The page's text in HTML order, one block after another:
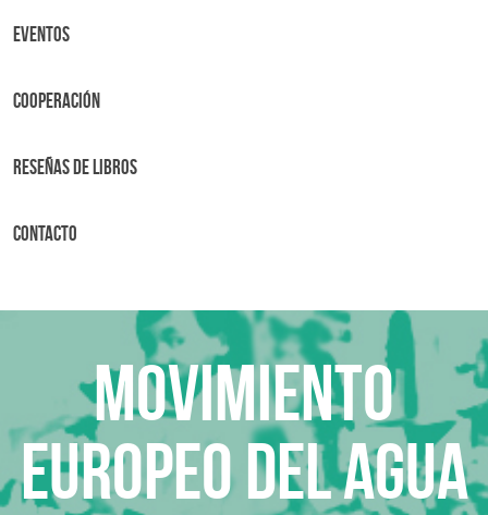
Eventos
Cooperación
Reseñas de libros
Contacto
Movimiento
Europeo del Agua